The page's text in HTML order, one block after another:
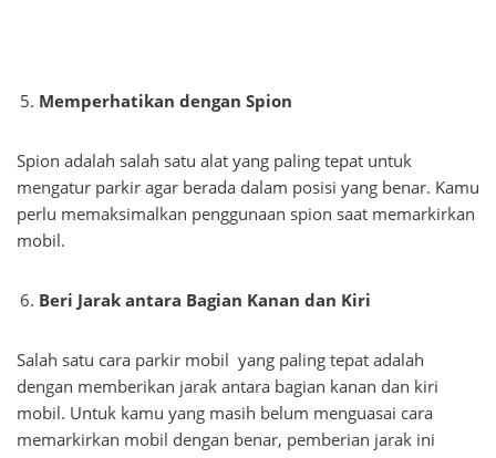
Memperhatikan dengan Spion
Spion adalah salah satu alat yang paling tepat untuk
mengatur parkir agar berada dalam posisi yang benar. Kamu
perlu memaksimalkan penggunaan spion saat memarkirkan
mobil.
Beri Jarak antara Bagian Kanan dan Kiri
Salah satu cara parkir mobil yang paling tepat adalah
dengan memberikan jarak antara bagian kanan dan kiri
mobil. Untuk kamu yang masih belum menguasai cara
memarkirkan mobil dengan benar, pemberian jarak ini